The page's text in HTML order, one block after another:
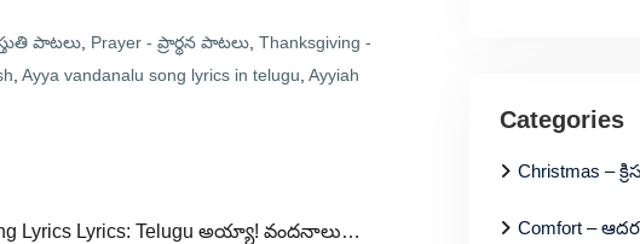
పాటలు Prayer - ప్రార్థన పాటలు Thanksgiving -
Ayya vandanalu song lyrics in telugu Ayyiah
Lyrics Lyrics: Telugu అయ్యా! వందనాలు…
Categories
Christmas –
Comfort –